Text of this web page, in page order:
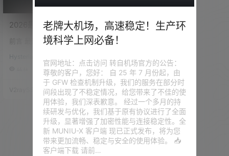
2026最新VPS自建节点搭建
教程！科学上网翻墙从零开
始，VPS线路详解！
VLESS+Reality，搬瓦工
CN2 GIA实测8K/奈飞4K，
V2RayN与Clash配置全流
程，小白保姆级教程！
前言 最近这段时间，很多小伙伴
槛和需求真的是越来越高了 以前
我们折腾节点，可能只是看看Yo
uTube，查查Google，偶尔下载
点东西，但现在有点不一样了，A
I、开发工具、各类海外服务，很
多时候都需要一个稳定的出口网
络。 在加上最近机场这边，也确
实没有以前那么稳，节点抽风、
订阅失效、晚高峰跑不动，这种
情况小伙伴们大概率都遇到了。
所以我一直觉得，如果你平时比
Hysteria搭建
0
V2raySSR综合网 5月9日
老牌大机场，高速稳定！生产环
境科学上网必备！
官网地址：点击访问 转自机场官方的公告：
尊敬的客户，您好： 自 25 年 7 月份起，由
于 GFW 检查机制升级，我们的服务在部分时
间段出现了不稳定情况，给您带来了不佳的使
用体验，我们深表歉意。 经过一个多月的持
续研发与优化，我们基于原有协议进行了全面
升级，显著增强了加密性能与连接稳定性。全
新 MUNIU-X 客户端 现已正式发布，将为您
带来更加流畅、稳定与安全的使用体验。 📥
客户端下载 请前…